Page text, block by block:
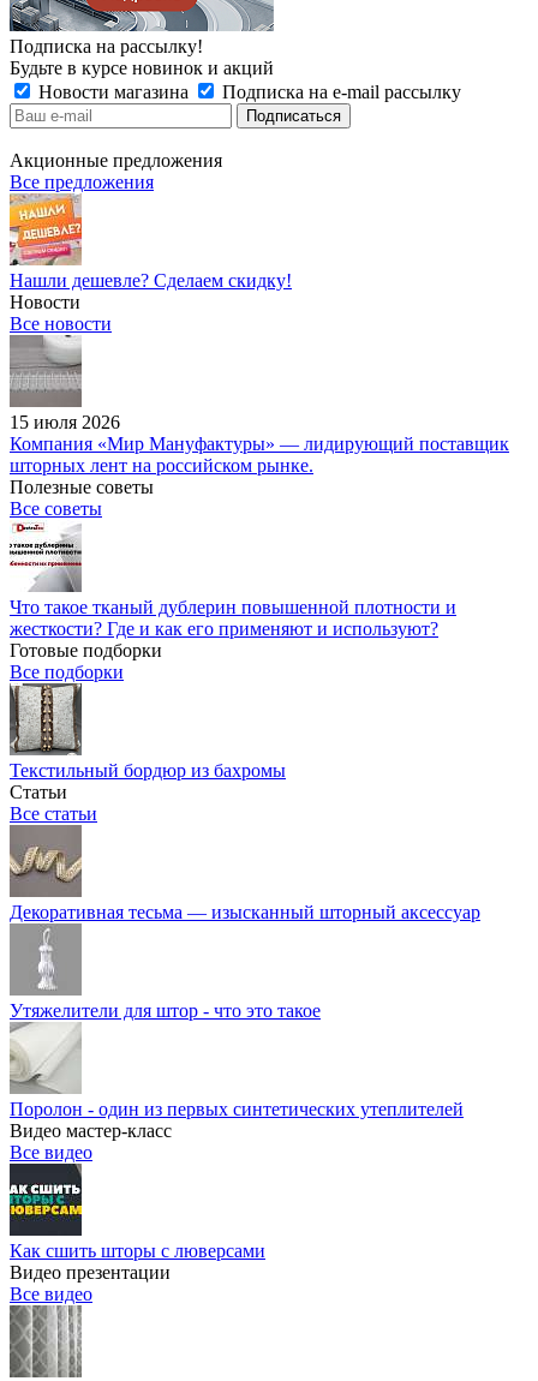
Подписка на рассылку!
Будьте в курсе новинок и акций
Новости магазина
Подписка на e-mail рассылку
Акционные предложения
Все предложения
Нашли дешевле? Сделаем скидку!
Новости
Все новости
15 июля 2026
Компания «Мир Мануфактуры» — лидирующий поставщик
шторных лент на российском рынке.
Полезные советы
Все советы
Что такое тканый дублерин повышенной плотности и
жесткости? Где и как его применяют и используют?
Готовые подборки
Все подборки
Текстильный бордюр из бахромы
Статьи
Все статьи
Декоративная тесьма — изысканный шторный аксессуар
Утяжелители для штор - что это такое
Поролон - один из первых синтетических утеплителей
Видео мастер-класс
Все видео
Как сшить шторы с люверсами
Видео презентации
Все видео